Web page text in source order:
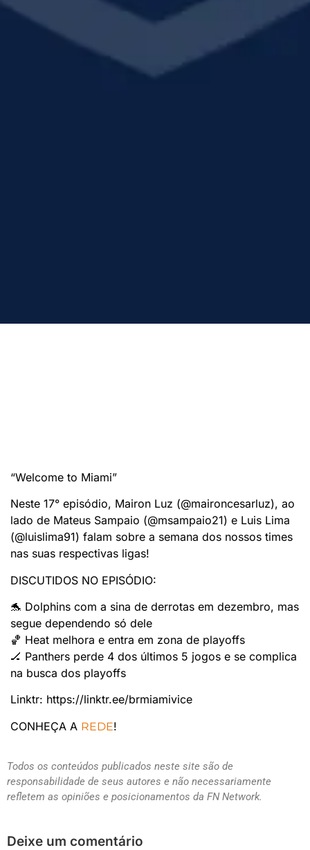
“Welcome to Miami”
Neste 17° episódio, Mairon Luz (@maironcesarluz), ao
lado de Mateus Sampaio (@msampaio21) e Luis Lima
(@luislima91) falam sobre a semana dos nossos times
nas suas respectivas ligas!
DISCUTIDOS NO EPISÓDIO:
🐬 Dolphins com a sina de derrotas em dezembro, mas
segue dependendo só dele
🏀 Heat melhora e entra em zona de playoffs
🏒 Panthers perde 4 dos últimos 5 jogos e se complica
na busca dos playoffs
Linktr: https://linktr.ee/brmiamivice
CONHEÇA A REDE!
Todos os conteúdos publicados neste site são de
responsabilidade de seus autores e não necessariamente
refletem as opiniões e posicionamentos da FN Network.
Deixe um comentário